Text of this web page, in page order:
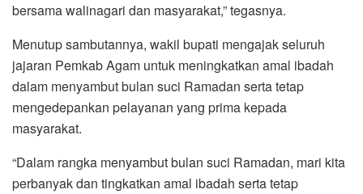
bersama walinagari dan masyarakat,” tegasnya.
Menutup sambutannya, wakil bupati mengajak seluruh
jajaran Pemkab Agam untuk meningkatkan amal ibadah
dalam menyambut bulan suci Ramadan serta tetap
mengedepankan pelayanan yang prima kepada
masyarakat.
“Dalam rangka menyambut bulan suci Ramadan, mari kita
perbanyak dan tingkatkan amal ibadah serta tetap